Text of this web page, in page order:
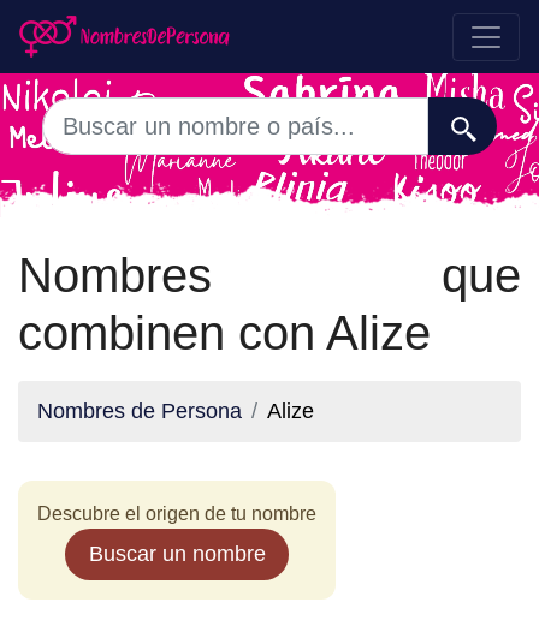
Nombres que
combinen con Alize
Nombres de Persona Alize
Descubre el origen de tu nombre
Buscar un nombre